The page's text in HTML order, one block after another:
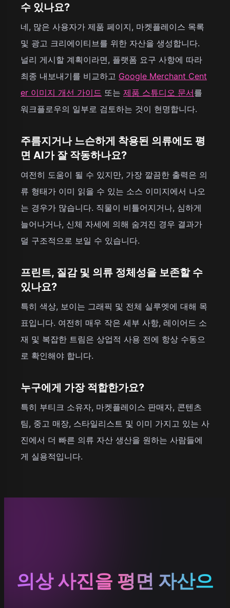
수 있나요?
네, 많은 사용자가 제품 페이지, 마켓플레이스 목록
및 광고 크리에이티브를 위한 자산을 생성합니다.
널리 게시할 계획이라면, 플랫폼 요구 사항에 따라
최종 내보내기를 비교하고 Google Merchant Cent
er 이미지 개선 가이드 또는 제품 스튜디오 문서를
워크플로우의 일부로 검토하는 것이 현명합니다.
주름지거나 느슨하게 착용된 의류에도 평
면 AI가 잘 작동하나요?
여전히 도움이 될 수 있지만, 가장 깔끔한 출력은 의
류 형태가 이미 읽을 수 있는 소스 이미지에서 나오
는 경우가 많습니다. 직물이 비틀어지거나, 심하게
늘어나거나, 신체 자세에 의해 숨겨진 경우 결과가
덜 구조적으로 보일 수 있습니다.
프린트, 질감 및 의류 정체성을 보존할 수
있나요?
특히 색상, 보이는 그래픽 및 전체 실루엣에 대해 목
표입니다. 여전히 매우 작은 세부 사항, 레이어드 소
재 및 복잡한 트림은 상업적 사용 전에 항상 수동으
로 확인해야 합니다.
누구에게 가장 적합한가요?
특히 부티크 소유자, 마켓플레이스 판매자, 콘텐츠
팀, 중고 매장, 스타일리스트 및 이미 가지고 있는 사
진에서 더 빠른 의류 자산 생산을 원하는 사람들에
게 실용적입니다.
의상 사진을 평면 자산으